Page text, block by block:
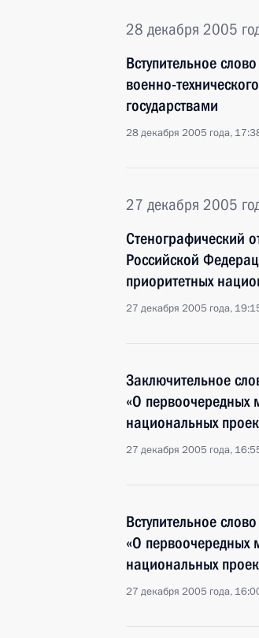
28 декабря 2005
Вступительное
военно-
государствами
28 декабря 2005 года,
27 декабря 2005
Стенографический
Российской
приоритетных
27 декабря 2005 года,
Заключительное
«О первоочередных
национальных
27 декабря 2005 года,
Вступительное
«О первоочередных
национальных
27 декабря 2005 года,